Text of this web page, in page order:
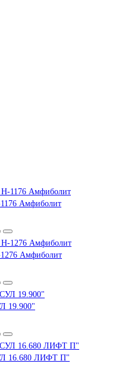
Амфиболит
Амфиболит
19.900"
16.680 ЛИФТ П"